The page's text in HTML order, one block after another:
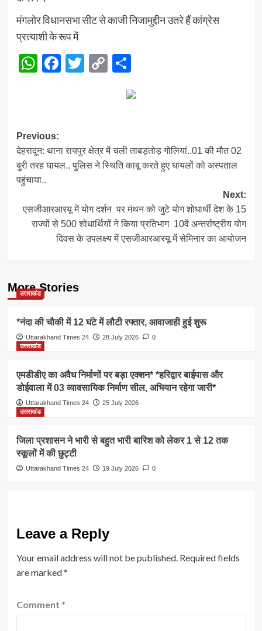
मंगलोर विधानसभा सीट से काजी निजामुद्दीन उतरे हैं कांग्रेस
प्रत्याशी के रूप में
WhatsApp
Facebook
Twitter
CopyShare
Post
navigation
Previous:
देहरादून: थाना रायपुर क्षेत्र में चली ताबड़तोड़ गोलियां..01 की मौत 02
बुरी तरह घायल.. पुलिस ने स्थिति काबू करते हुए घायलों को अस्पताल
पहुंचाया..
Next:
एसजीआरआरयू में योग दर्शन पर मंथन को जुटे योग शोधार्थी देश के 15
राज्यों से 500 शोधार्थियों ने किया प्रतिभाग 10वें अन्तर्राष्ट्रीय योग
दिवस के उपलक्ष्य में एसजीआरआरयू में सेमिनार का आयोजन
More Stories
उत्तराखंड
*नंदा की चौकी में 12 घंटे में लौटी रफ्तार, आवाजाही हुई शुरू
Uttarakhand Times 24 28 July 2026
0
उत्तराखंड
एमडीडीए का अवैध निर्माणों पर बड़ा एक्शन* *हरिद्वार बाईपास और
डोईवाला में 03 व्यावसायिक निर्माण सील, अभियान रहेगा जारी*
Uttarakhand Times 24
25 July 2026
उत्तराखंड
जिला प्रशासन ने भारी से बहुत भारी बारिश को लेकर 1 से 12 तक
स्कूलों में की छुट्टी
Uttarakhand Times 24 19 July 2026 0
Leave a Reply
Your email address will not be published. Required fields
are marked*
Comment *